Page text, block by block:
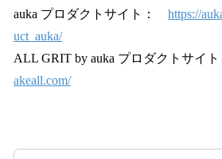
auka プロダクトサイト： https://
uct_auka/
ALL GRIT by auka プロダクトサイ
akeall.com/